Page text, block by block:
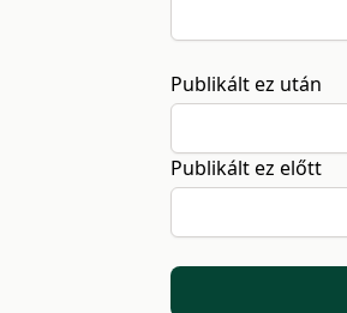
Publikált ez után
Publikált ez előtt